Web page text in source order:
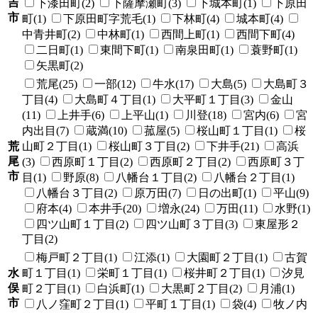
吉
市
下漆田町(2)
下薩摩瀬町(3) 下城本町(1)
下原田
町(1)
下原田町字荒毛(1) 下林町(4)
城本町(4)
中青井町(2)
中林町(1) 西間上町(1)
西間下町(4)
二日町(1)
東間下町(1) 南泉田町(1)
蓑野町(1)
矢黒町(2)
荒
尾
市
荒尾(25) 一部(12) 牛水(17) 大島(5)
大島町３
丁目(4)
大島町４丁目(1) 大平町１丁目(3)
金山
(11)
上井手(6) 上平山(1) 川登(18) 宮内(6)
宮
内出目(7)
蔵満(10) 菰屋(5) 桜山町１丁目(1)
桜
山町２丁目(1)
桜山町３丁目(2) 下井手(21)
高浜
(3)
西原町１丁目(2) 西原町２丁目(2)
西原町３丁
目(1)
野原(8) 八幡台１丁目(2)
八幡台２丁目(1)
八幡台３丁目(2)
原万田(7) 日の出町(1)
平山(9)
府本(4)
本井手(20) 増永(24) 万田(11)
水野(1)
四ツ山町１丁目(2)
四ツ山町３丁目(3)
東屋形２
丁目(2)
水
俣
市
梅戸町２丁目(1) 江添(1) 大園町２丁目(1)
古賀
町１丁目(1)
栄町１丁目(1) 桜井町２丁目(1)
汐見
町２丁目(1)
白浜町(1) 大黒町２丁目(2)
月浦(1)
八ノ窪町２丁目(1)
平町１丁目(1) 袋(4)
牧ノ内